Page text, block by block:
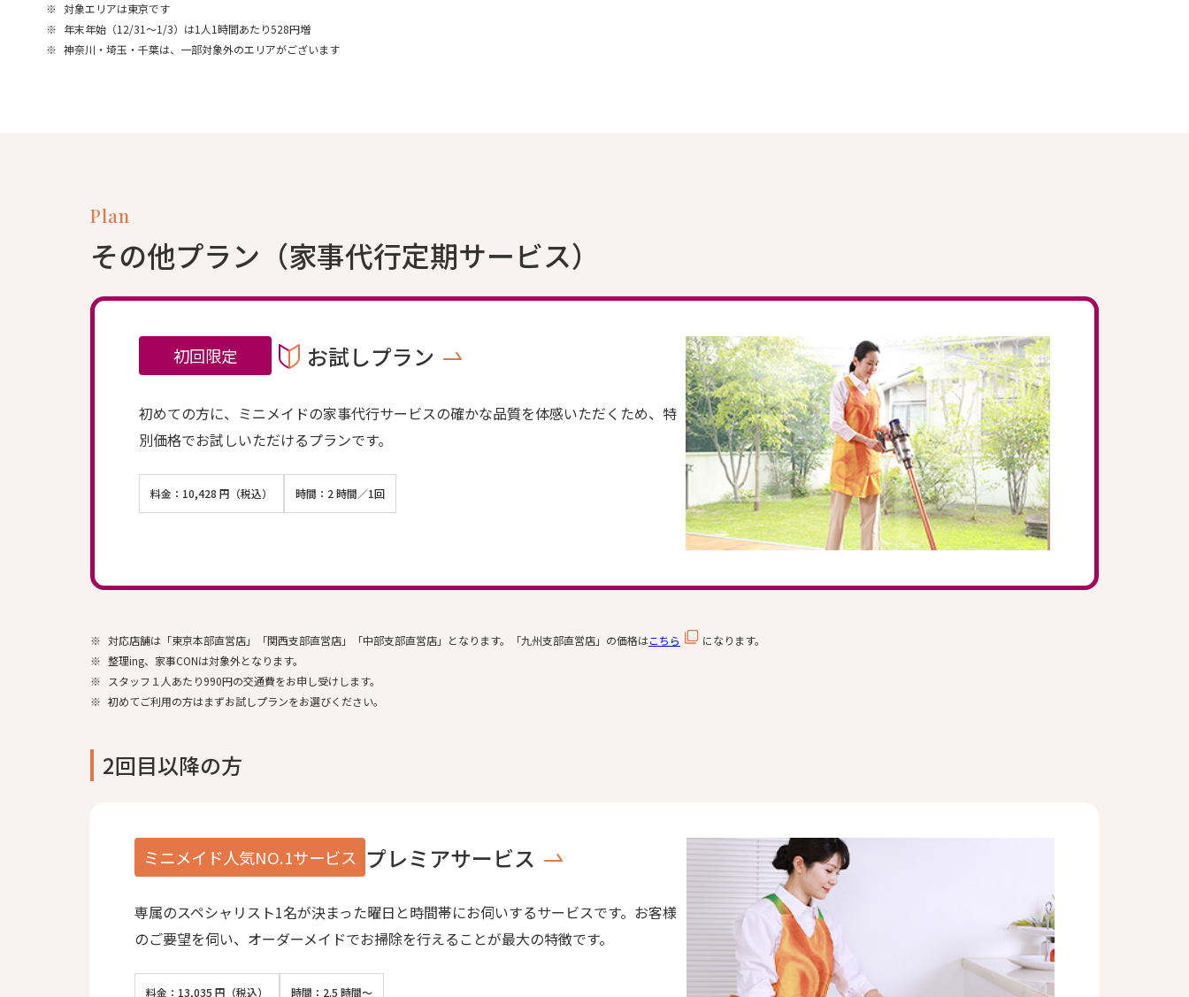
※ 対象エリアは東京です
※ 年末年始（12/31～1/3）は1人1時間あたり528円増
※ 神奈川・埼玉・千葉は、一部対象外のエリアがございます
Plan
その他プラン（家事代行定期サービス）
初回限定 お試しプラン
初めての方に、ミニメイドの家事代行サービスの確かな品質を体感いただくため、特
別価格でお試しいただけるプランです。
料金：10,428 円（税込） 時間：2 時間／1回
※ 対応店舗は「東京本部直営店」「関西支部直営店」「中部支部直営店」となります。「九州支部直営店」の価格はこちら
になります。
※ 整理ing、家事CONは対象外となります。
※
スタッフ１人あたり990円の交通費をお申し受けします。
※ 初めてご利用の方はまずお試しプランをお選びください。
2回目以降の方
ミニメイド人気NO.1サービス プレミアサービス
専属のスペシャリスト1名が決まった曜日と時間帯にお伺いするサービスです。お客様
のご要望を伺い、オーダーメイドでお掃除を行えることが最大の特徴です。
料金：13,035 円（税込） 時間：2.5 時間～